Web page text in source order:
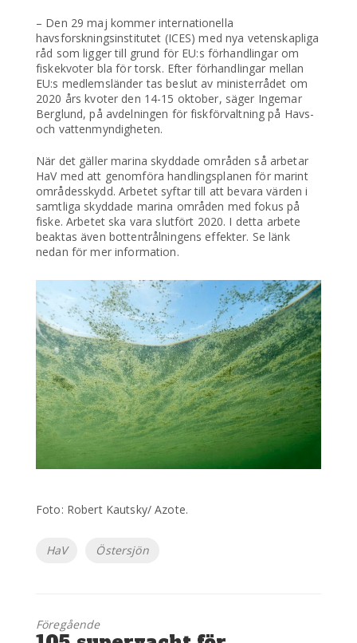
– Den 29 maj kommer internationella
havsforskningsinstitutet (ICES) med nya vetenskapliga
råd som ligger till grund för EU:s förhandlingar om
fiskekvoter bla för torsk. Efter förhandlingar mellan
EU:s medlemsländer tas beslut av ministerrådet om
2020 års kvoter den 14-15 oktober, säger Ingemar
Berglund, på avdelningen för fiskförvaltning på Havs-
och vattenmyndigheten.
När det gäller marina skyddade områden så arbetar
HaV med att genomföra handlingsplanen för marint
områdesskydd. Arbetet syftar till att bevara värden i
samtliga skyddade marina områden med fokus på
fiske. Arbetet ska vara slutfört 2020. I detta arbete
beaktas även bottentrålningens effekter. Se länk
nedan för mer information.
Foto: Robert Kautsky/ Azote.
Etiketter
HaV Östersjön
Föregående
Föregående